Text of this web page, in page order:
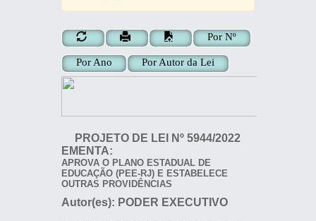
Por Nº
Por Ano Por Autor da Lei
PROJETO DE LEI Nº5944/2022
EMENTA:
APROVA O PLANO ESTADUAL DE
EDUCAÇÃO (PEE-RJ) E ESTABELECE
OUTRAS PROVIDÊNCIAS
Autor(es): PODER EXECUTIVO